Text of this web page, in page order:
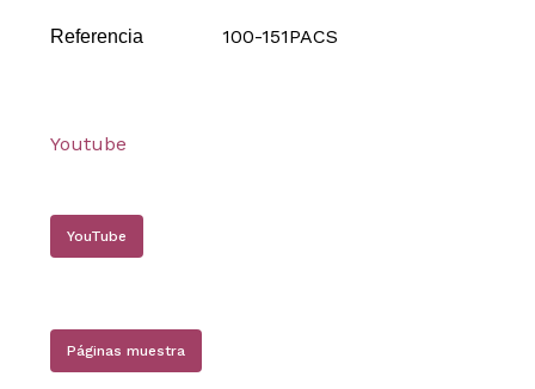
Referencia 100-151PACS
Youtube
YouTube
Páginas muestra